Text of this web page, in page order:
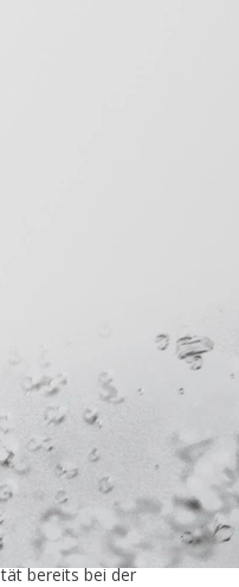
beginnt die
bereits bei der